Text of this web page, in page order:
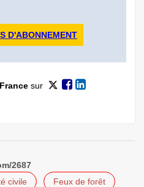
D'ABONNEMENT
sur
2687
civile Feux de forêt